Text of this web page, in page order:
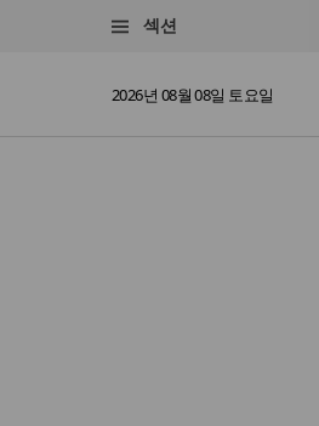
섹션
2026년 08월 08일 토요일